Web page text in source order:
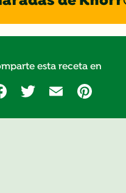
esta receta en
FacebookTwitter Email